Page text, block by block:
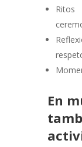
En